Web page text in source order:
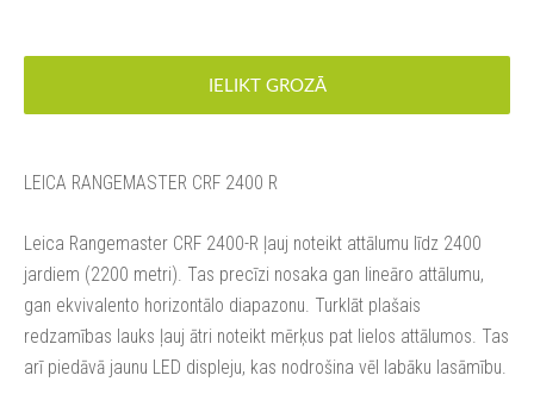
IELIKT GROZĀ
LEICA RANGEMASTER CRF 2400 R
Leica Rangemaster CRF 2400-R ļauj noteikt attālumu līdz 2400
jardiem (2200 metri). Tas precīzi nosaka gan lineāro attālumu,
gan ekvivalento horizontālo diapazonu. Turklāt plašais
redzamības lauks ļauj ātri noteikt mērķus pat lielos attālumos. Tas
arī piedāvā jaunu LED displeju, kas nodrošina vēl labāku lasāmību.